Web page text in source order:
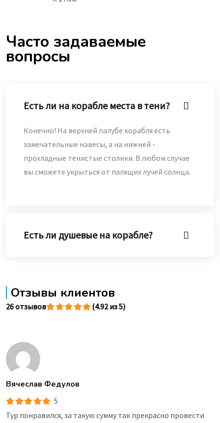
Часто задаваемые
вопросы
Есть ли на корабле места в тени?
Конечно! На верхней палубе корабля есть
замечательные навесы, а на нижней -
прохладные тенистые столики. В любом случае
вы сможете укрыться от палящих лучей солнца.
Есть ли душевые на корабле?
Отзывы клиентов
26 отзывов (4.92 из 5)
Вячеслав Федулов
5
Тур понравился, за такую сумму так прекрасно провести